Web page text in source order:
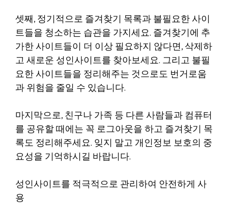
셋째, 정기적으로 즐겨찾기 목록과 불필요한 사이
트들을 청소하는 습관을 가지세요. 즐겨찾기에 추
가한 사이트들이 더 이상 필요하지 않다면, 삭제하
고 새로운 성인사이트를 찾아보세요. 그리고 불필
요한 사이트들을 정리해주는 것으로도 번거로움
과 위험을 줄일 수 있습니다.
마지막으로, 친구나 가족 등 다른 사람들과 컴퓨터
를 공유할 때에는 꼭 로그아웃을 하고 즐겨찾기 목
록도 정리해주세요. 잊지 말고 개인정보 보호의 중
요성을 기억하시길 바랍니다.
성인사이트를 적극적으로 관리하여 안전하게 사
용